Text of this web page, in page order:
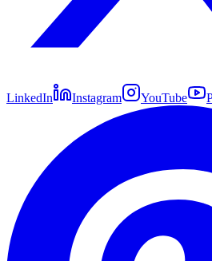
LinkedIn Instagram YouTube